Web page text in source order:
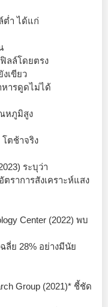
ต่ำ ได้แก่
ลล์โดยตรง
เขียว
ารดูดไม่ได้
หภูมิสูง
ตช้าจริง
ระบุว่า
ราการสังเคราะห์แสง
Center (2022) พบ
ลี่ย 28% อย่างมีนัย
Group (2021)* ชี้ชัด